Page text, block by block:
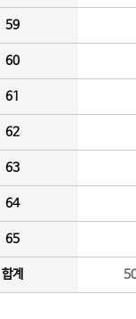
59
60
61
62
63
64
65
합계